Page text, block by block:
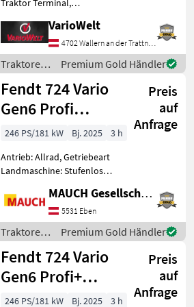
540/540E/1000/1000E,
Anhängevorrichtung:
automatisch,
Kreuzsteuerhebel:
elektrisch, Oberlenker
hinten: hydraulis
VarioWelt
4702 Wallern an der Trattnach
Traktoren
/ Fendt
Premium Gold Händler
Fendt 724 Vario
Gen6 Profi
Setting 2
Preis
auf
Anfrage
246 PS/181 kW Bj. 2025
3 h
Antrieb: Allrad, Getriebeart
Landmaschine: Stufenloses
Zapfwellendrehzahl:
540/540E/1000/1000E,
Höchstgeschwindigkeit in
km/h: 50 km/h, Aufla
MAUCH Gesellschaft m.b.H. & Co.KG, Eben
5531 Eben
Traktoren
/ Fendt
Premium Gold Händler
Fendt 724 Vario
Gen6 Profi+
Setting 2
Preis
auf
Anfrage
246 PS/181 kW Bj. 2025 3 h